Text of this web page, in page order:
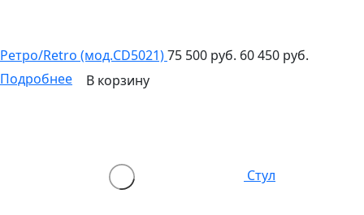
Ретро/Retro (мод.CD5021)75 500 руб. 60 450 руб.
Подробнее
В корзину
Стул